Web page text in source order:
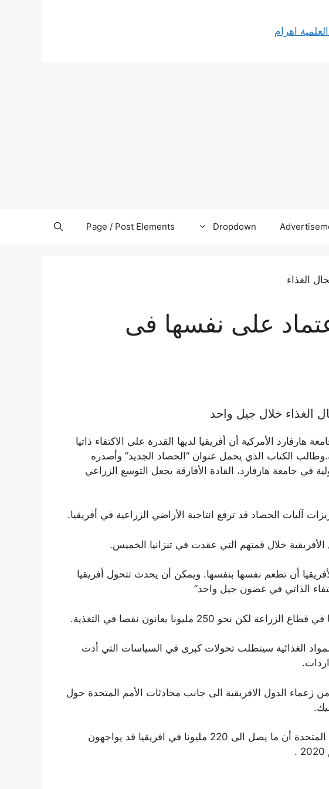
Dropdown
Page / Post Elements
على نفسها فى
الغذاء خلال جيل واحد
الأمركية أن أفريقيا لديها القدرة على الاكتفاء ذاتيا
الكتاب الذي يحمل عنوان “الحصاد الجديد” وأصدره
في جامعة هارفارد، القادة الأفارقة يجعل التوسع الزراعي
آليات الحصاد قد ترفع انتاجية الأراضي الزراعية في أفريقيا.
خلال قمتهم التي عقدت في تنزانيا الخميس.
أن تطعم نفسها بنفسها. ويمكن أن يحدث تتحول أفريقيا
الذاتي في غضون جيل واحد”
الغذائية سيتطلب تحولات كبرى في السياسات التي أدت
زعماء الدول الافريقية الى جانب محادثات الأمم المتحدة حول
وتقول لجنة من علماء المناخ التابعين للامم المتحدة أن ما يصل الى 220 مليونا في افريقيا قد يواجهون